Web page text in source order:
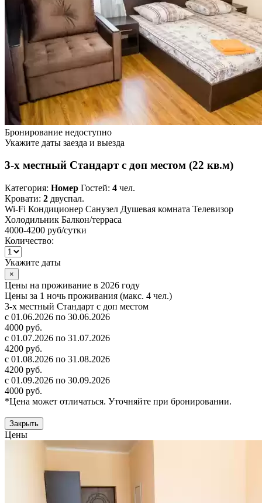
Бронирование недоступно
Укажите даты заезда и выезда
3-х местный Стандарт с доп местом (22 кв.м)
Категория: Номер Гостей: 4 чел.
Кровати: 2 двуспал.
Wi-Fi Кондиционер Санузел Душевая комната Телевизор
Холодильник Балкон/терраса
4000-4200 руб/сутки
Количество:
Укажите даты
×
Цены на проживание в 2026 году
Цены за 1 ночь проживания (макс. 4 чел.)
3-х местный Стандарт с доп местом
с 01.06.2026 по 30.06.2026
4000 руб.
с 01.07.2026 по 31.07.2026
4200 руб.
с 01.08.2026 по 31.08.2026
4200 руб.
с 01.09.2026 по 30.09.2026
4000 руб.
*Цена может отличаться. Уточняйте при бронировании.
Закрыть
Цены